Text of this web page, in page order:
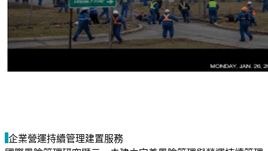
企業營運持續管理建置服務